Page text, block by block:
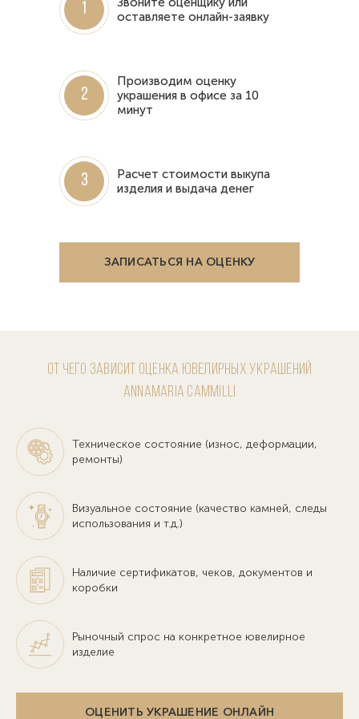
1
оставляете онлайн-заявку
2
Производим оценку
украшения в офисе за 10
минут
3
Расчет стоимости выкупа
изделия и выдача денег
ЗАПИСАТЬСЯ НА ОЦЕНКУ
От чего зависит оценка ювелирных украшений
Annamaria Cammilli
Техническое состояние (износ, деформации,
ремонты)
Визуальное состояние (качество камней, следы
использования и т.д.)
Наличие сертификатов, чеков, документов и
коробки
Рыночный спрос на конкретное ювелирное
изделие
ОЦЕНИТЬ УКРАШЕНИЕ ОНЛАЙН